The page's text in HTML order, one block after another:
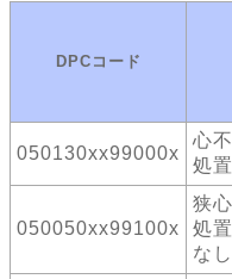
DPCコード
050130xx99000x
心
処
050050xx99100x
狭
処
なし